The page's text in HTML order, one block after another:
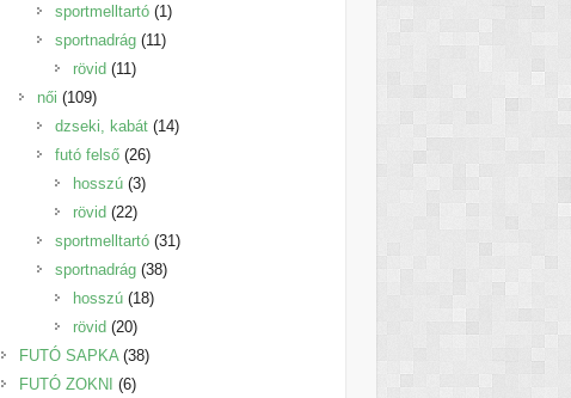
termék
sportmelltartó 11
sportnadrág 1111
rövid 1111
női 109109
termék
dzseki, kabát 1414
futó felső 2626
termék
hosszú 33
rövid 2222
termék
sportmelltartó 3131
sportnadrág 3838
hosszú 1818
rövid 2020
termék
FUTÓ SAPKA 3838
FUTÓ ZOKNI 66